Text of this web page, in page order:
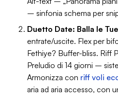
– sinfonia schema per
Duetto Date: Balla le
entrate/uscite. Flex per
Fethiye? Buffer-bliss. Riff
Preludio di 14 giorni –
Armonizza con riff voli
aria ad aria accesso, con